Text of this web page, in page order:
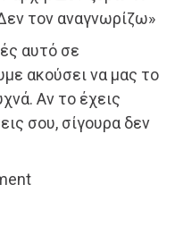
τον αναγνωρίζω»
αυτό σε
ακούσει να μας το
Αν το έχεις
σου, σίγουρα δεν